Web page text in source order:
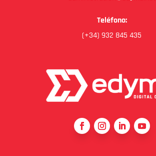
Teléfono:
(+34) 932 845 435